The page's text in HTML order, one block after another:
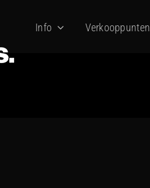
Info Verkooppunten